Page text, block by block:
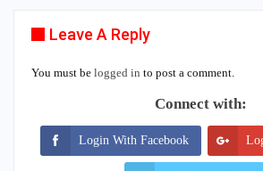
Leave A Reply
You must be logged in to post a comment.
Connect with:
Login With Facebook